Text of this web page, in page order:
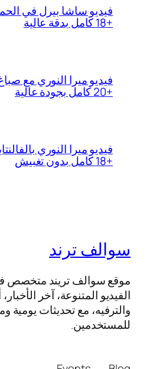
فيديو ساشا بيرل في
+18 كامل بدقة عالية
فيديو ميرا النوري مع
+20 كامل بجودة عالية
فيديو ميرا النوري
+18 كامل بدون تغبيش
سوالف ترند
موقع سوالف تريند
الفيديو المتنوعة، آخر
والترفيه، مع تحديثات
للمستخدمين.